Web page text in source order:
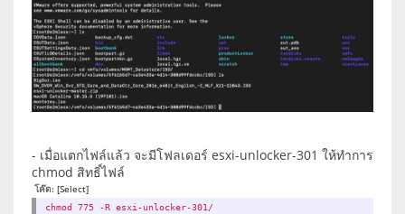
- เมื่อแตกไฟล์แล้ว จะมีโฟลเดอร์ esxi-unlocker-301 ให้ทำการ
chmod สิทธิ์ไฟล์
โค๊ด: [Select]
chmod 775 -R esxi-unlocker-301/